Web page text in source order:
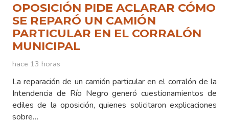
OPOSICIÓN PIDE ACLARAR CÓMO
SE REPARÓ UN CAMIÓN
PARTICULAR EN EL CORRALÓN
MUNICIPAL
hace 13 horas
La reparación de un camión particular en el corralón de la
Intendencia de Río Negro generó cuestionamientos de
ediles de la oposición, quienes solicitaron explicaciones
sobre…